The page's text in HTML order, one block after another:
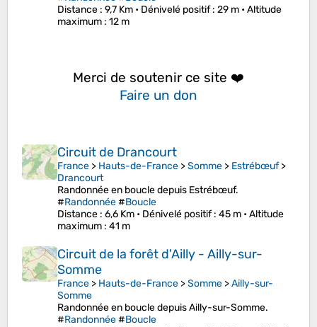
Distance : 9,7 Km • Dénivelé positif: 29 m •Altitude
maximum : 12 m
Merci de soutenir ce site ❤️
Faire un don
Circuit de Drancourt
France > Hauts-de-France >Somme > Estrébœuf>
Drancourt
Randonnée en boucle depuis Estrébœuf.
#Randonnée#Boucle
Distance : 6,6 Km • Dénivelé positif: 45 m •Altitude
maximum : 41 m
Circuit de la forêt d'Ailly - Ailly-sur-
Somme
France > Hauts-de-France >Somme >Ailly-sur-
Somme
Randonnée en boucle depuis Ailly-sur-Somme.
#Randonnée#Boucle